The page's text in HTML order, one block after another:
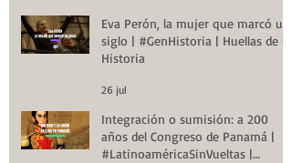
Eva Perón, la mujer que marcó un
siglo | #GenHistoria | Huellas de la
Historia
26 jul
Integración o sumisión: a 200
años del Congreso de Panamá |
#LatinoaméricaSinVueltas |